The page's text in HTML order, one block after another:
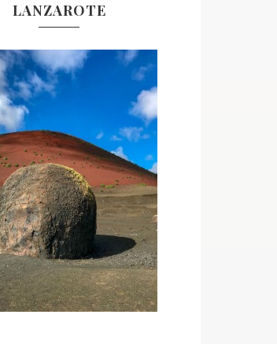
LANZAROTE